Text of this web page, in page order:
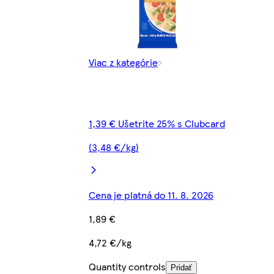
Viac z kategórie
1,39 € Ušetrite 25% s Clubcard
(3,48 €/kg)
Cena je platná do 11. 8. 2026
1,89 €
4,72 €/kg
Quantity controls
Pridať